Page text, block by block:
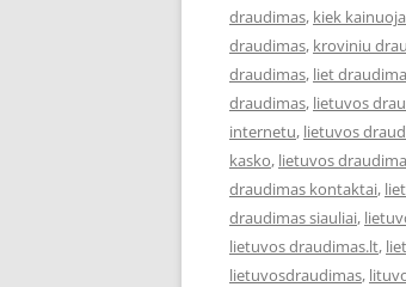
draudimas, kiek
draudimas, kroviniu
draudimas, liet
draudimas, lietuvos
internetu, lietuvos
kasko, lietuvos
draudimas kontaktai,
draudimas siauliai,
lietuvos draudimas.lt,
lietuvosdraudimas,